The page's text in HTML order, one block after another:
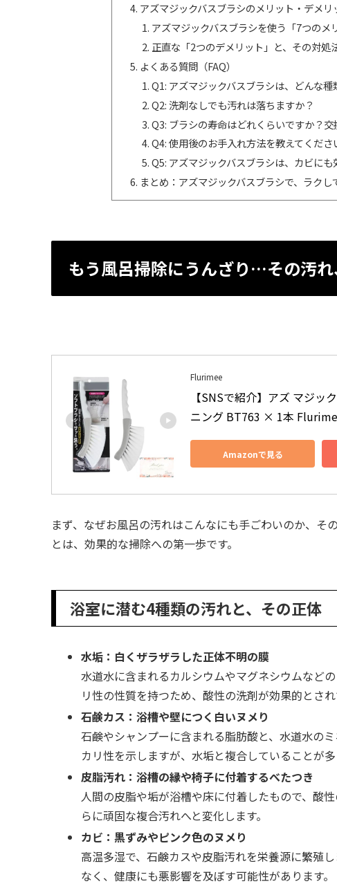
アズマジックバスブラシのメリット・デメ
アズマジックバスブラシを使う「7つのメ
正直な「2つのデメリット」と、その対処
よくある質問（FAQ）
Q1: アズマジックバスブラシは、どんな
Q2: 洗剤なしでも汚れは落ちますか？
Q3: ブラシの寿命はどれくらいですか？交
Q4: 使用後のお手入れ方法を教えてくださ
Q5: アズマジックバスブラシは、カビにも
まとめ：アズマジックバスブラシで、ラク
もう風呂掃除にうんざり…その汚れ
Flurimee
【SNSで紹介】アズ マジッ
ニング BT763 × 1本
Amazonで見る
まず、なぜお風呂の汚れはこんなにも手ごわいのか、
とは、効果的な掃除への第一歩です。
浴室に潜む4種類の汚れと、その正体
水垢：白くザラザラした正体不明の膜
水道水に含まれるカルシウムやマグネシウムなど
リ性の性質を持つため、酸性の洗剤が効果的とさ
石鹸カス：浴槽や壁につく白いヌメり
石鹸やシャンプーに含まれる脂肪酸と、水道水の
カリ性を示しますが、水垢と複合していることが
皮脂汚れ：浴槽の縁や椅子に付着するべたつき
人間の皮脂や垢が浴槽や床に付着したもので、酸
らに頑固な複合汚れへと変化します。
カビ：黒ずみやピンク色のヌメり
高温多湿で、石鹸カスや皮脂汚れを栄養源に繁殖
なく、健康にも悪影響を及ぼす可能性があります。